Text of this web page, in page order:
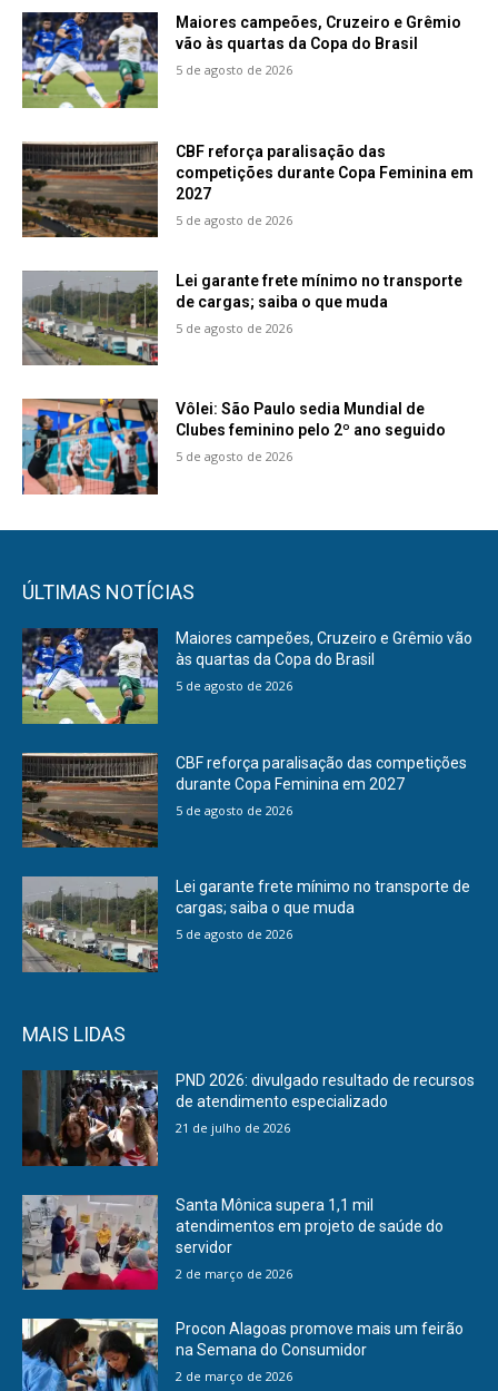
Maiores campeões, Cruzeiro e Grêmio
vão às quartas da Copa do Brasil
5 de agosto de 2026
CBF reforça paralisação das
competições durante Copa Feminina em
2027
5 de agosto de 2026
Lei garante frete mínimo no transporte
de cargas; saiba o que muda
5 de agosto de 2026
Vôlei: São Paulo sedia Mundial de
Clubes feminino pelo 2º ano seguido
5 de agosto de 2026
ÚLTIMAS NOTÍCIAS
Maiores campeões, Cruzeiro e Grêmio vão
às quartas da Copa do Brasil
5 de agosto de 2026
CBF reforça paralisação das competições
durante Copa Feminina em 2027
5 de agosto de 2026
Lei garante frete mínimo no transporte de
cargas; saiba o que muda
5 de agosto de 2026
MAIS LIDAS
PND 2026: divulgado resultado de recursos
de atendimento especializado
21 de julho de 2026
Santa Mônica supera 1,1 mil
atendimentos em projeto de saúde do
servidor
2 de março de 2026
Procon Alagoas promove mais um feirão
na Semana do Consumidor
2 de março de 2026